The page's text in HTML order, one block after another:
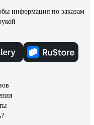
информация по заказам